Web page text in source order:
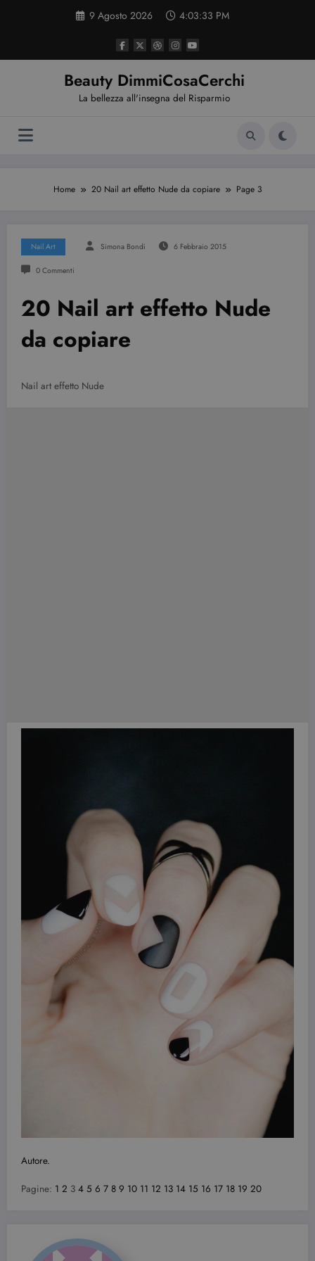
9 Agosto 2026 4:03:34 PM
Beauty DimmiCosaCerchi
La bellezza all'insegna del Risparmio
Home 20 Nail art effetto Nude da copiare Page 3
Nail Art Simona Bondi 6 Febbraio 2015
0 Commenti
20 Nail art effetto Nude
da copiare
Nail art effetto Nude
Autore.
Pagine: 1 2 3 4 5 6 7 8 9 10 11 12 13 14 15 16 17 18 19 20